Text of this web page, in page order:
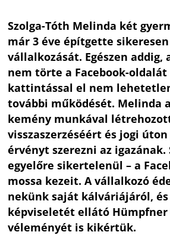
Szolga-Tóth Melinda két
már 3 éve építgette
vállalkozását. Egészen addig,
nem törte a Facebook-oldalát
kattintással el nem
további működését. Melinda
kemény munkával
visszaszerzéséért és jogi
érvényt szerezni az igazának.
egyelőre sikertelenül – a
mossa kezeit. A vállalkozó
nekünk saját kálváriájáról, és
képviseletét ellátó Hümpfner
véleményét is kikértük.